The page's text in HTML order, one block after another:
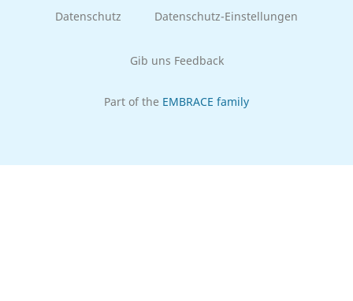
Datenschutz Datenschutz-Einstellungen
Gib uns Feedback
Part of the EMBRACE family